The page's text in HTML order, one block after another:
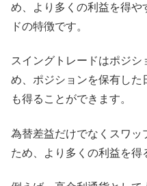
め、より多くの利益を得や
ドの特徴です。
スイングトレードはポジ
め、ポジションを保有した
も得ることができます。
為替差益だけでなくスワッ
ため、より多くの利益を得